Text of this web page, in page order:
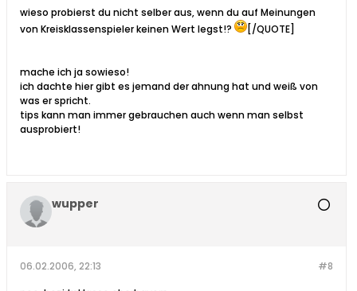
wieso probierst du nicht selber aus, wenn du auf Meinungen
von Kreisklassenspieler keinen Wert legst!?
[/QUOTE]
mache ich ja sowieso!
ich dachte hier gibt es jemand der ahnung hat und weiß von
was er spricht.
tips kann man immer gebrauchen auch wenn man selbst
ausprobiert!
wupper
#8
06.02.2006, 22:13